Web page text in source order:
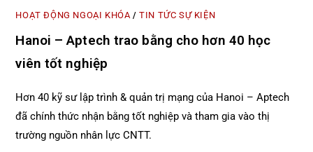
HOẠT ĐỘNG NGOẠI KHÓA/TIN TỨC SỰ KIỆN
Hanoi – Aptech trao bằng cho hơn 40 học
viên tốt nghiệp
Hơn 40 kỹ sư lập trình & quản trị mạng của Hanoi – Aptech
đã chính thức nhận bằng tốt nghiệp và tham gia vào thị
trường nguồn nhân lực CNTT.